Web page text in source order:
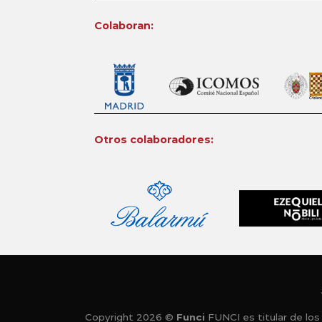
Colaboran:
Otros colaboradores:
Copyright 2026 © Funci FUNCI es titular de